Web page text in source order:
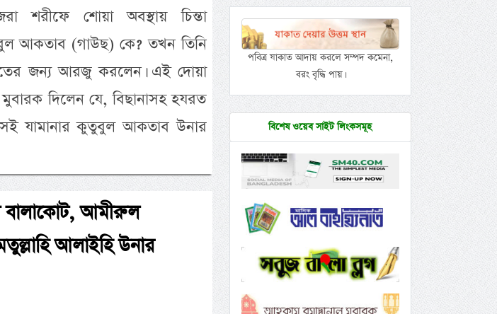
শরীফে শোয়া অবস্থায় চিন্তা
আকতাব (গাউছ) কে? তখন তিনি
জন্য আরজু করলেন। এই দোয়া
দিলেন যে, বিছানাসহ হযরত
যামানার কুতুবুল আকতাব উনার
বালাকোট, আমীরুল
আলাইহি উনার
পবিত্র যাকাত আদায় করলে সম্পদ কমেনা,
বরং বৃদ্ধি পায়।
বিশেষ ওয়েব সাইট লিংকসমূহ